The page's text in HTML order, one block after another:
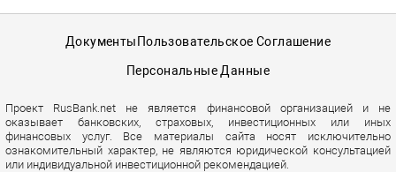
Документы Пользовательское Соглашение
Персональные Данные
Проект RusBank.net не является финансовой организацией и не
оказывает банковских, страховых, инвестиционных или иных
финансовых услуг. Все материалы сайта носят исключительно
ознакомительный характер, не являются юридической консультацией
или индивидуальной инвестиционной рекомендацией.